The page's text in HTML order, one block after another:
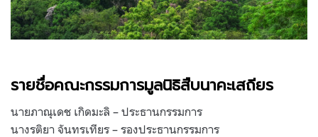
รายชื่อคณะกรรมการมูลนิธิสืบนาคะเสถียร
นายภาณุเดช เกิดมะลิ – ประธานกรรมการ
นางรติยา จันทรเทียร – รองประธานกรรมการ